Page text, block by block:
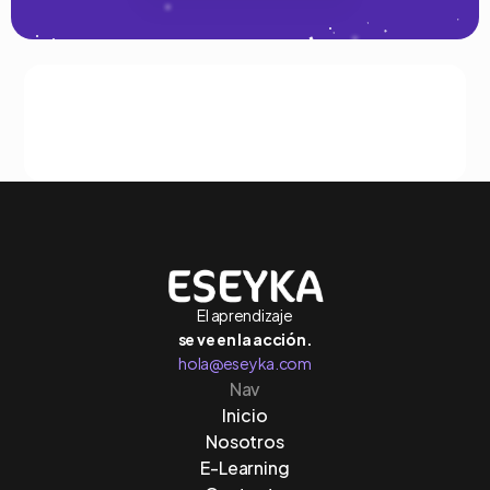
Nuestras Certificaciones
Metodologías
El aprendizaje
se veen la acción.
hola@eseyka.com
Nav
Inicio
Nosotros
E-Learning